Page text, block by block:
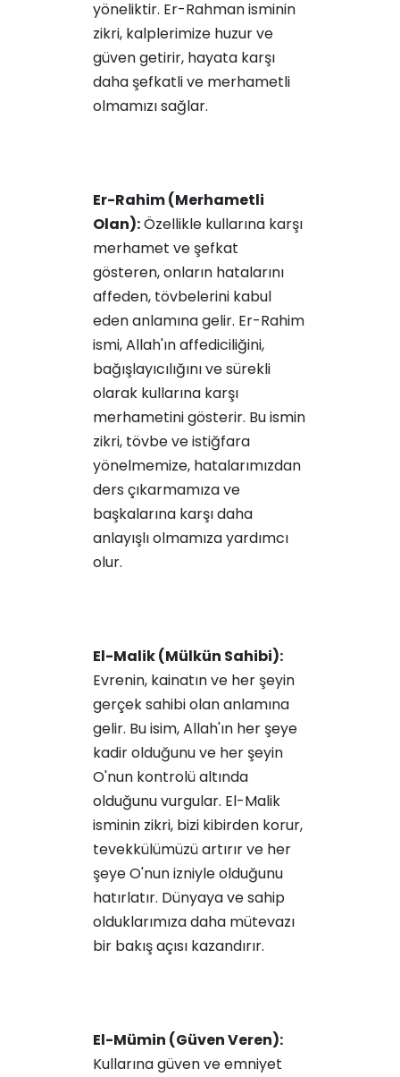
yöneliktir. Er-Rahman isminin
zikri, kalplerimize huzur ve
güven getirir, hayata karşı
daha şefkatli ve merhametli
olmamızı sağlar.
Er-Rahim (Merhametli
Olan):Özellikle kullarına karşı
merhamet ve şefkat
gösteren, onların hatalarını
affeden, tövbelerini kabul
eden anlamına gelir. Er-Rahim
ismi, Allah'ın affediciliğini,
bağışlayıcılığını ve sürekli
olarak kullarına karşı
merhametini gösterir. Bu ismin
zikri, tövbe ve istiğfara
yönelmemize, hatalarımızdan
ders çıkarmamıza ve
başkalarına karşı daha
anlayışlı olmamıza yardımcı
olur.
El-Malik (Mülkün Sahibi):
Evrenin, kainatın ve her şeyin
gerçek sahibi olan anlamına
gelir. Bu isim, Allah'ın her şeye
kadir olduğunu ve her şeyin
O'nun kontrolü altında
olduğunu vurgular. El-Malik
isminin zikri, bizi kibirden korur,
tevekkülümüzü artırır ve her
şeye O'nun izniyle olduğunu
hatırlatır. Dünyaya ve sahip
olduklarımıza daha mütevazı
bir bakış açısı kazandırır.
El-Mümin (Güven Veren):
Kullarına güven ve emniyet